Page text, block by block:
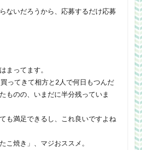
ないだろうから、応募するだけ応募
まってます。
ってきて相方と2人で何日もつんだ
ものの、いまだに半分残っていま
も満足できるし、これ良いですよね
こ焼き」、マジおススメ。